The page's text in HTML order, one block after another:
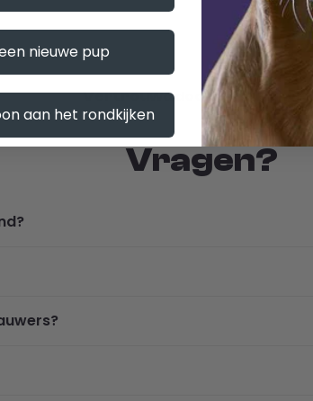
Vertrouwd door onze klanten.
Vragen?
nieuwe pup
aan het rondkijken